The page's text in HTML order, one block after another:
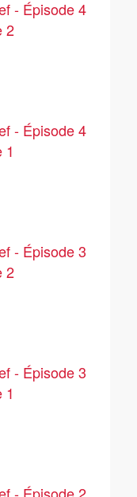
- Épisode 4
2
- Épisode 4
1
- Épisode 3
2
- Épisode 3
1